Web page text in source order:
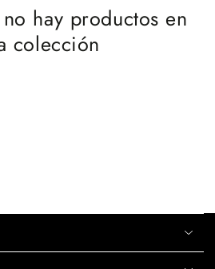
hay productos en
colección